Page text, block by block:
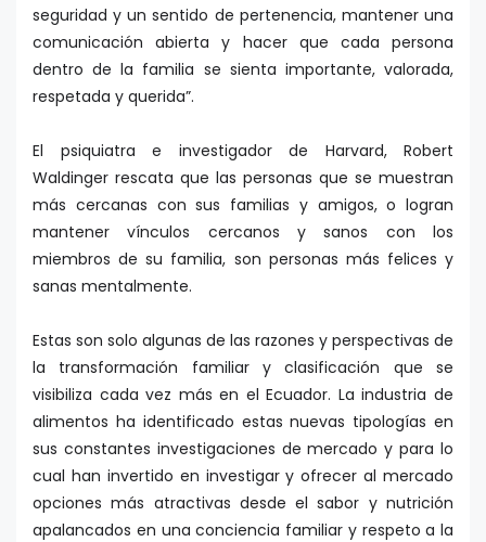
seguridad y un sentido de pertenencia, mantener una
comunicación abierta y hacer que cada persona
dentro de la familia se sienta importante, valorada,
respetada y querida”.
El psiquiatra e investigador de Harvard, Robert
Waldinger rescata que las personas que se muestran
más cercanas con sus familias y amigos, o logran
mantener vínculos cercanos y sanos con los
miembros de su familia, son personas más felices y
sanas mentalmente.
Estas son solo algunas de las razones y perspectivas de
la transformación familiar y clasificación que se
visibiliza cada vez más en el Ecuador. La industria de
alimentos ha identificado estas nuevas tipologías en
sus constantes investigaciones de mercado y para lo
cual han invertido en investigar y ofrecer al mercado
opciones más atractivas desde el sabor y nutrición
apalancados en una conciencia familiar y respeto a la